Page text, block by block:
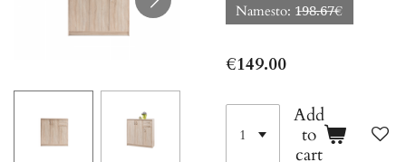
Namesto: 1̶9̶8̶.̶6̶7̶€
€149.00
Add
to
cart